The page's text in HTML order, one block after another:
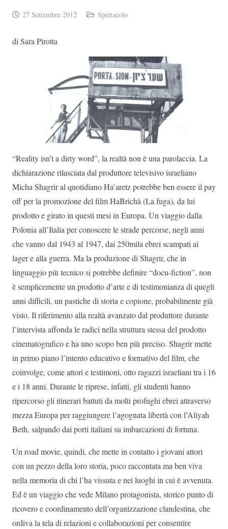
27 Settembre 2012 Spettacolo
di Sara Pirotta
“Reality isn’t a dirty word”, la realtà non è una parolaccia. La
dichiarazione rilasciata dal produttore televisivo israeliano
Micha Shagrir al quotidiano Ha’aretz potrebbe ben essere il pay
off per la promozione del film HaBrichà (La fuga), da lui
prodotto e girato in questi mesi in Europa. Un viaggio dalla
Polonia all’Italia per conoscere le strade percorse, negli anni
che vanno dal 1943 al 1947, dai 250mila ebrei scampati ai
lager e alla guerra. Ma la produzione di Shagrir, che in
linguaggio più tecnico si potrebbe definire “docu-fiction”, non
è semplicemente un prodotto d’arte e di testimonianza di quegli
anni difficili, un pastiche di storia e copione, probabilmente già
visto. Il riferimento alla realtà avanzato dal produttore durante
l’intervista affonda le radici nella struttura stessa del prodotto
cinematografico e ha uno scopo ben più preciso. Shagrir mette
in primo piano l’intento educativo e formativo del film, che
coinvolge, come attori e testimoni, otto ragazzi israeliani tra i 16
e i 18 anni. Durante le riprese, infatti, gli studenti hanno
ripercorso gli itinerari battuti da molti profughi ebrei attraverso
mezza Europa per raggiungere l’agognata libertà con l’Aliyah
Beth, salpando dai porti italiani su imbarcazioni di fortuna.
Un road movie, quindi, che mette in contatto i giovani attori
con un pezzo della loro storia, poco raccontata ma ben viva
nella memoria di chi l’ha vissuta e nei luoghi in cui è avvenuta.
Ed è un viaggio che vede Milano protagonista, storico punto di
ricovero e coordinamento dell’organizzazione clandestina, che
ordiva la tela di relazioni e collaborazioni per consentire